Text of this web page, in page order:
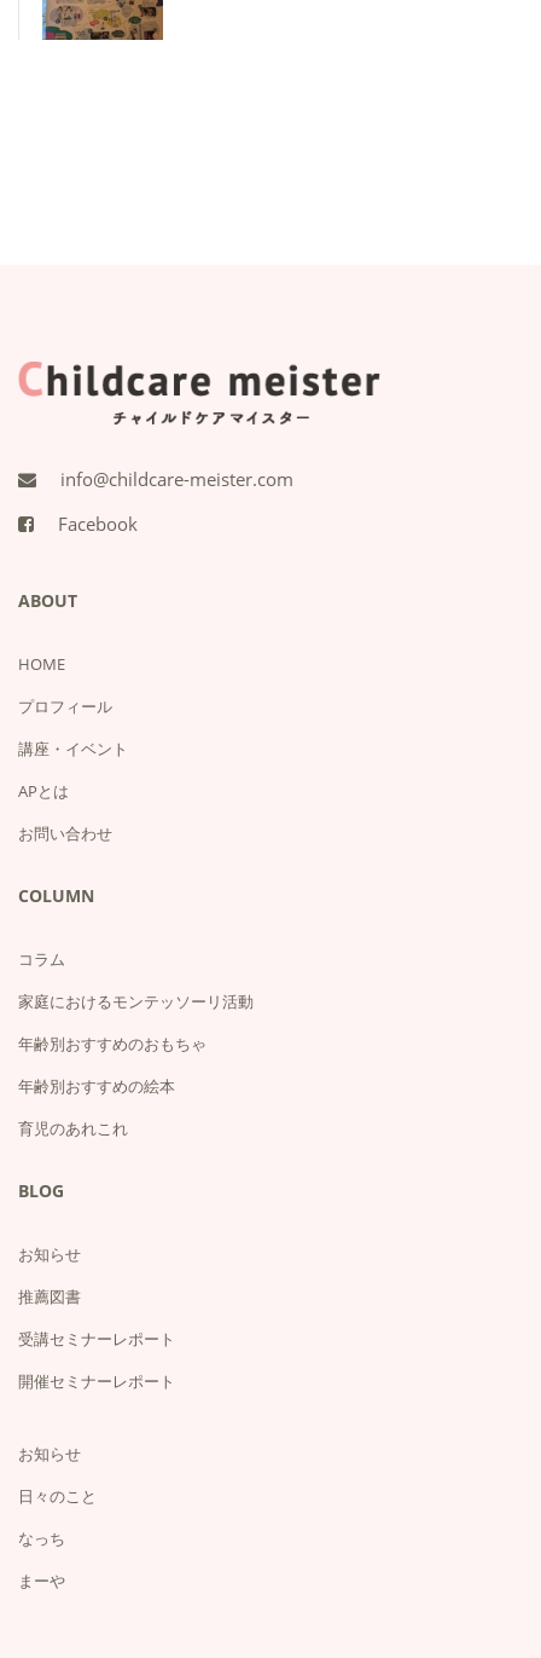
info@childcare-meister.com
Facebook
ABOUT
HOME
プロフィール
講座・イベント
APとは
お問い合わせ
COLUMN
コラム
家庭におけるモンテッソーリ活動
年齢別おすすめのおもちゃ
年齢別おすすめの絵本
育児のあれこれ
BLOG
お知らせ
推薦図書
受講セミナーレポート
開催セミナーレポート
お知らせ
日々のこと
なっち
まーや